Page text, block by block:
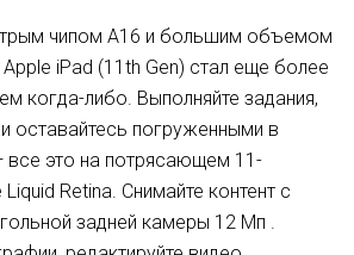
чипом A16 и большим объемом
iPad (11th Gen) стал еще более
когда-либо. Выполняйте задания,
оставайтесь погруженными в
все это на потрясающем 11-
Retina. Снимайте контент с
задней камеры 12 Мп .